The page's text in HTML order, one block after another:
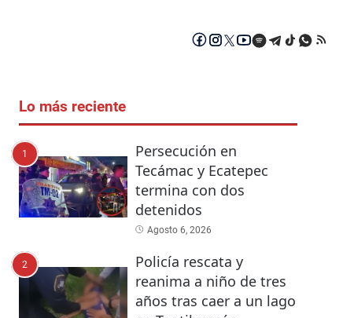
Lo más reciente
1
Persecución en
Tecámac y Ecatepec
termina con dos
detenidos
Agosto 6, 2026
2
Policía rescata y
reanima a niño de tres
años tras caer a un lago